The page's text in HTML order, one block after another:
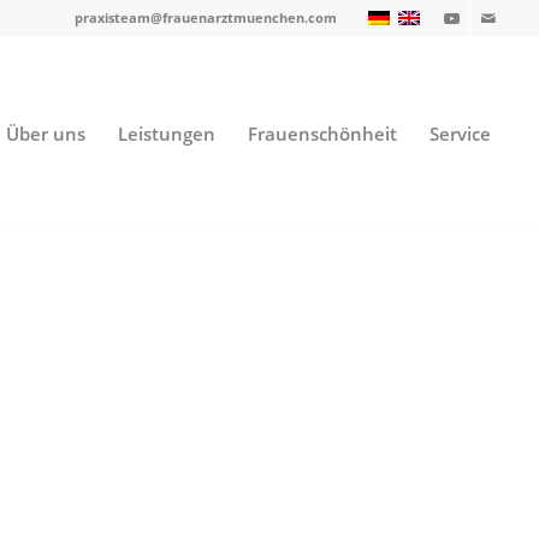
praxisteam@frauenarztmuenchen.com
Über uns Leistungen Frauenschönheit Service